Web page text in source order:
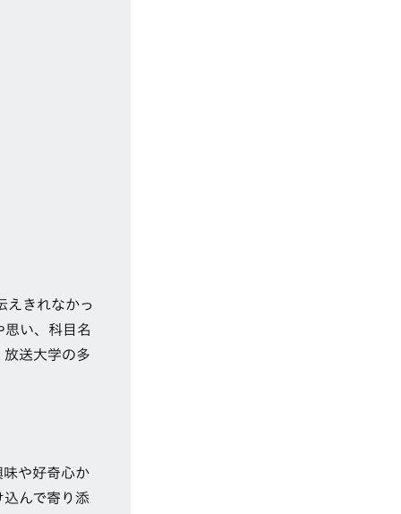
えきれなかっ
い、科目名
放送大学の多
や好奇心か
んで寄り添